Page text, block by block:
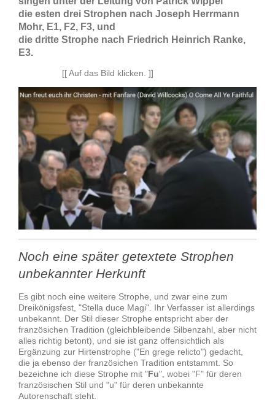
die esten drei Strophen nach Joseph Herrmann
Mohr, E1, F2, F3, und
die dritte Strophe nach Friedrich Heinrich Ranke,
E3.
[[ Auf das Bild klicken. ]]
Noch eine später getextete Strophen
unbekannter Herkunft
Es gibt noch eine weitere Strophe, und zwar eine zum
Dreikönigsfest, "Stella duce Magi". Ihr Verfasser ist allerdings
unbekannt. Der Stil dieser Strophe entspricht aber der
französichen Tradition (gleichbleibende Silbenzahl, aber nicht
alles richtig betont), und sie ist ganz offensichtlich als
Ergänzung zur Hirtenstrophe ("En grege relicto") gedacht,
die ja ebenso der französichen Tradition entstammt. So
bezeichne ich diese Strophe mit "Fu", wobei "F" für deren
französischen Stil und "u" für deren unbekannte
Autorenschaft steht.